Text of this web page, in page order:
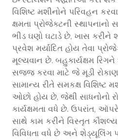
વિશિષ્ટ મશીનોને પરિવહન
ક્ષમતા પ્રોજેક્ટની
ભીડ ઘણો ઘટાડે છે, ખાસ કરીને
પ્રવેશ મર્યાદિત હોય તેવા
મૂલ્યવાન છે. બહુકાર્યક્ષમ
સજ્જ કરવા માટે જે મૂડી
સામાન્ય રીતે સમકક્ષ વિશિષ્ટ
ઓછો હોય છે, જેથી સાધનોનો
કાર્યક્ષમતા વધે છે. ઉપરાંત,
સાથે કામ કરીને વિસ્તૃત
વિવિધતા વધે છે અને શેડ્યૂલિંગ